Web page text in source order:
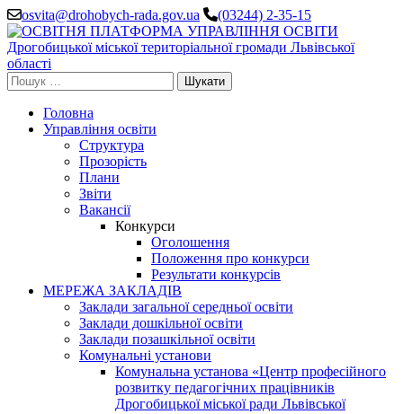
Перейти
до
вмісту
(натисніть
Enter)
osvita@drohobych-rada.gov.ua (03244) 2-35-15
Пошук:
Головна
Управління освіти
Структура
Прозорість
Плани
Звіти
Вакансії
Конкурси
Оголошення
Положення про конкурси
Результати конкурсів
МЕРЕЖА ЗАКЛАДІВ
Заклади загальної середньої освіти
Заклади дошкільної освіти
Заклади позашкільної освіти
Комунальні установи
Комунальна установа «Центр професійного
розвитку педагогічних працівників
Дрогобицької міської ради Львівської